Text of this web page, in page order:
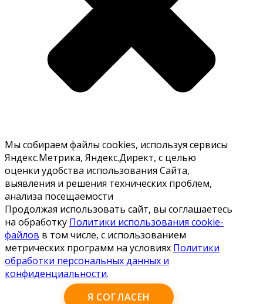
Мы собираем файлы cookies, используя сервисы
Яндекс.Метрика, Яндекс.Директ, с целью
оценки удобства использования Сайта,
выявления и решения технических проблем,
анализа посещаемости
Продолжая использовать сайт, вы соглашаетесь
на обработку Политики использования cookie-
файлов в том числе, с использованием
метрических программ на условиях Политики
обработки персональных данных и
конфиденциальности.
Я СОГЛАСЕН